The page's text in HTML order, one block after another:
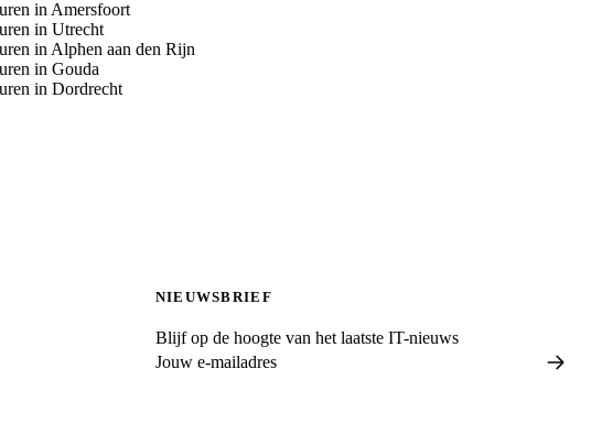
in Amersfoort
in Utrecht
in Alphen aan den Rijn
in Gouda
in Dordrecht
NIEUWSBRIEF
Blijf op de hoogte van het laatste IT-nieuws